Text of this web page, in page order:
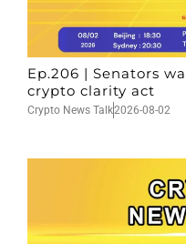
Ep.206 | Senators
crypto clarity act
Crypto News Talk2026-08-02